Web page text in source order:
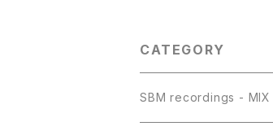
CATEGORY
SBM recordings - MIX